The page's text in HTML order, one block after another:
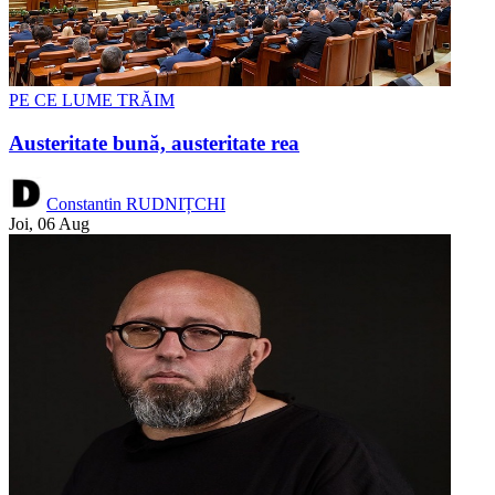
PE CE LUME TRĂIM
Austeritate bună, austeritate rea
Constantin RUDNIȚCHI
Joi, 06 Aug